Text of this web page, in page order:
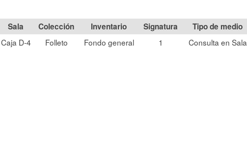
Sala Colección Signatura Tipo de medio
Caja D-4 Folleto Fondo general 1 Consulta en Sala